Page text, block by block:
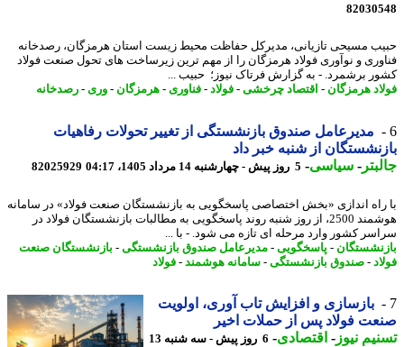
مسیحی تازیانی، مدیرکل حفاظت محیط زیست استان هرمزگان، رصدخانه
و نوآوری فولاد هرمزگان را از مهم ترین زیرساخت های تحول صنعت فولاد
برشمرد. - به گزارش فرتاک نیوز؛ حبیب ...
هرمزگان -اقتصاد چرخشی-فولاد-فناوری- هرمزگان -وری - رصدخانه
مدیرعامل صندوق بازنشستگی از تغییر تحولات رفاهیات
از شنبه خبر داد
-سیاسی-5 روز پیش - چهارشنبه 14 مرداد 1405، 04:17 82025929
اندازی «بخش اختصاصی پاسخگویی به بازنشستگان صنعت فولاد» در سامانه
هوشمند 2500، از روز شنبه روند پاسخگویی به مطالبات بازنشستگان فولاد در
کشور وارد مرحله ای تازه می شود. - با ...
-پاسخگویی-مدیرعامل صندوق بازنشستگی-بازنشستگان صنعت
-صندوق بازنشستگی-سامانه هوشمند-فولاد
بازسازی و افزایش تاب آوری، اولویت
فولاد پس از حملات اخیر
نیوز-اقتصادی-
6 روز پیش - سه شنبه 13